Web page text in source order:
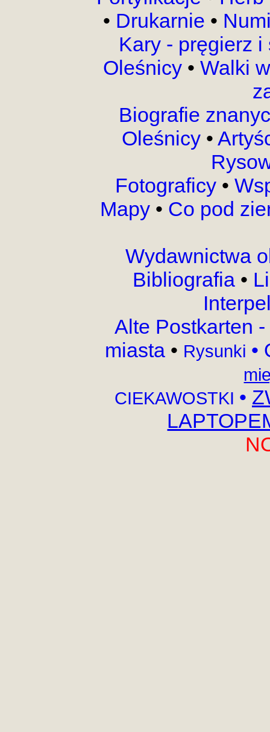
• Drukarnie •
Kary - pręgierz
Oleśnicy • Walki
Biografie
Oleśnicy •
Fotograficy •
Mapy • Co pod
Wydawnictwa
Bibliografia •
Alte Postkarten
miasta • Rysunki •
CIEKAWOSTKI •